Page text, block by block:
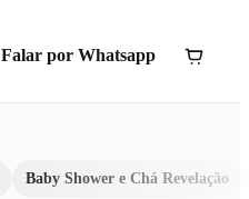
Falar por Whatsapp
Baby Shower e Chá Revelação